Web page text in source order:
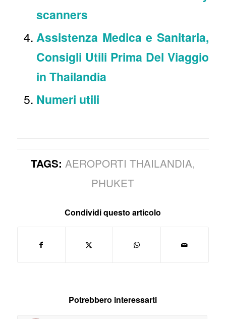
scanners
Assistenza Medica e Sanitaria,
Consigli Utili Prima Del Viaggio
in Thailandia
Numeri utili
TAGS: AEROPORTI THAILANDIA,
PHUKET
Condividi questo articolo
Potrebbero interessarti